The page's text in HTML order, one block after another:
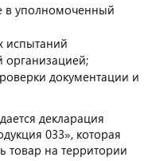
в уполномоченный
испытаний
организацией;
документации и
декларация
033», которая
товар на территории